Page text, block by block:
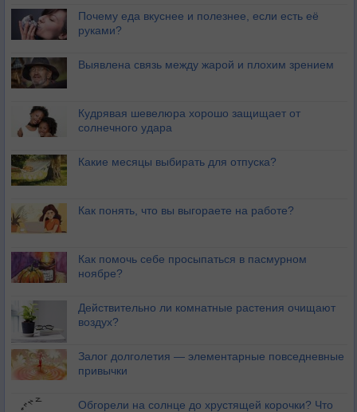
Почему еда вкуснее и полезнее, если есть её
руками?
Выявлена связь между жарой и плохим зрением
Кудрявая шевелюра хорошо защищает от
солнечного удара
Какие месяцы выбирать для отпуска?
Как понять, что вы выгораете на работе?
Как помочь себе просыпаться в пасмурном
ноябре?
Действительно ли комнатные растения очищают
воздух?
Залог долголетия — элементарные повседневные
привычки
Обгорели на солнце до хрустящей корочки? Что